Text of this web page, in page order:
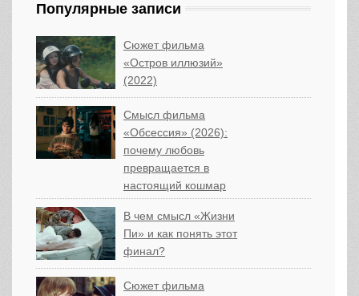
Популярные записи
Сюжет фильма
«Остров иллюзий»
(2022)
Смысл фильма
«Обсессия» (2026):
почему любовь
превращается в
настоящий кошмар
В чем смысл «Жизни
Пи» и как понять этот
финал?
Сюжет фильма